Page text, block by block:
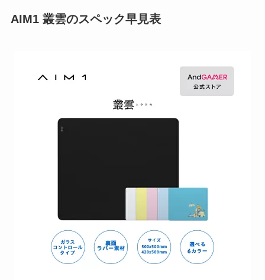
AIM1 叢雲のスペック早見表